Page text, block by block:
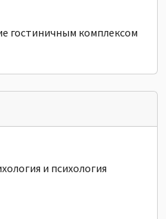
гостиничным комплексом
и психология